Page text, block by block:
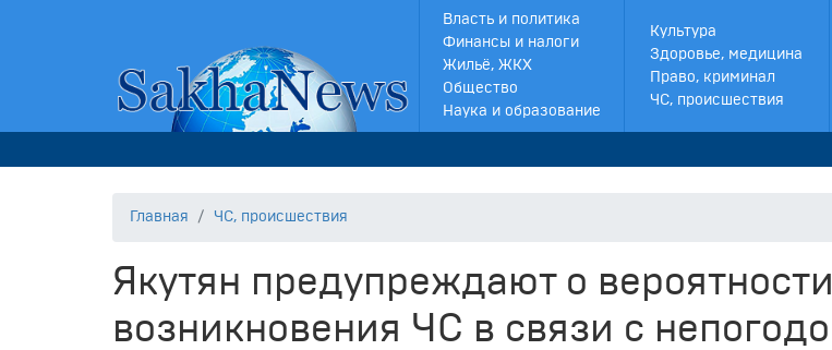
Власть и политика
Финансы и налоги
Жильё, ЖКХ
Общество
Наука и образование
Культура
Здоровье, медицина
Право, криминал
ЧС, происшествия
Главная ЧС, происшествия
Якутян предупреждают о вероятности
возникновения ЧС в связи с